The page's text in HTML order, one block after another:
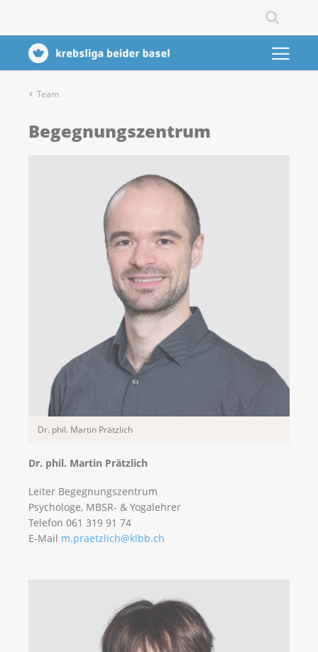
Team
Begegnungszentrum
Dr. phil. Martin Prätzlich
Dr. phil. Martin Prätzlich
Leiter Begegnungszentrum
Psychologe, MBSR- & Yogalehrer
Telefon 061 319 91 74
E-Mail m.praetzlich@klbb.ch